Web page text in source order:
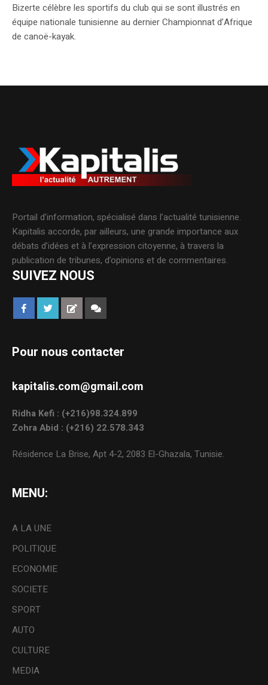
Bizerte célèbre les sportifs du club qui se sont illustrés en
équipe nationale tunisienne au dernier Championnat d’Afrique
de canoë-kayak.
Portail d’information, spécialisé dans l’actualité tunisienne.
Kapitalis accorde, par ailleurs, une grande importance aux
débats d’idées et à l’expression citoyenne, à travers la
publication de tribunes, d’opinions et de commentaires.
SUIVEZ NOUS
Pour nous contacter
kapitalis.com@gmail.com
Ridha Kefi : (+216)98.324.899
Zohra Abid : (+216) 22.578.343
Résidence La Brise, Apt 4-2, 2083 El-Ghazala, Tunisie.
MENU:
A LA UNE
POLITIQUE
ECONOMIE
SOCIETE
SPORT
AUTO
CULTURE
MEDIA